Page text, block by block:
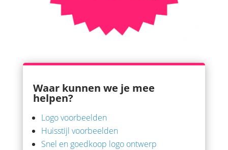
Waar kunnen we je mee
helpen?
Logo voorbeelden
Huisstijl voorbeelden
Snel en goedkoop logo ontwerp